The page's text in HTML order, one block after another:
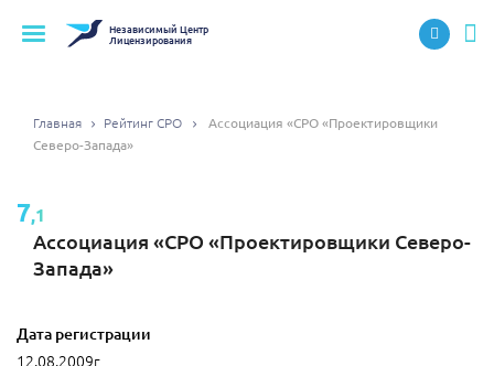
НезависимыйЦентр
Лицензирования
Главная Рейтинг СРО
Ассоциация «СРО «Проектировщики
Северо-Запада»
7,1
Ассоциация «СРО «Проектировщики Северо-
Запада»
Дата регистрации
12.08.2009г